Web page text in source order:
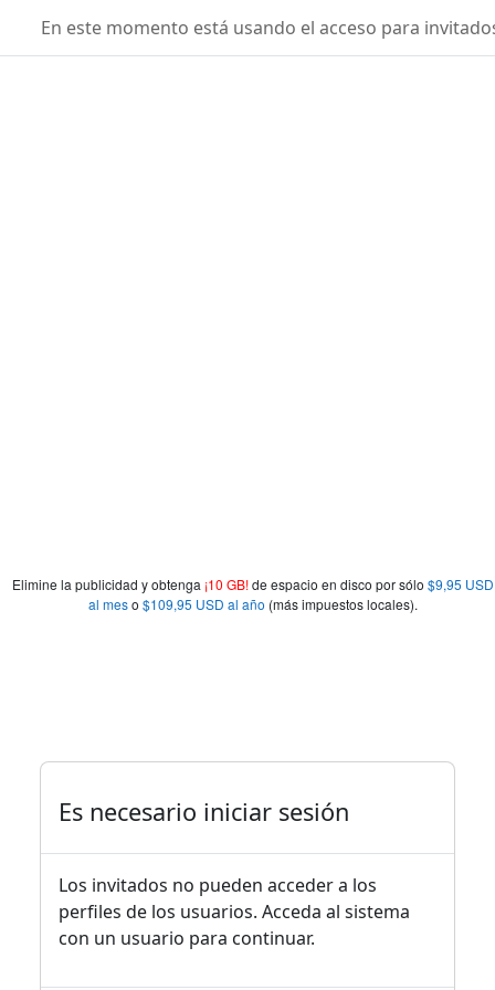
Elimine la publicidad y obtenga ¡10 GB!de espacio en disco por sólo $9,95 USD
al meso $109,95 USD al año (más impuestos locales).
fisicaconyirsen
En este momento está usando el acceso para
Es necesario iniciar sesión
Los invitados no pueden acceder a los
perfiles de los usuarios. Acceda al sistema
con un usuario para continuar.